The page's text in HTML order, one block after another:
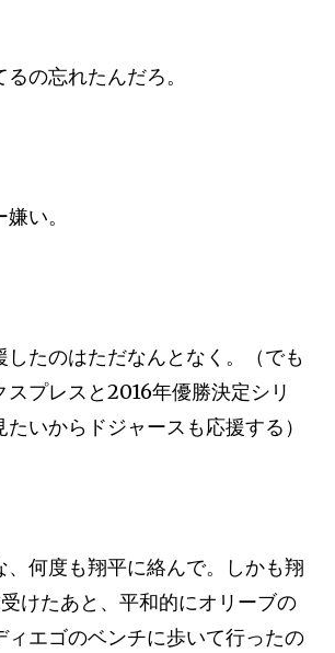
るの忘れたんだろ。
い。
したのはただなんとなく。（でも
スプレスと2016年優勝決定シリ
いからドジャースも応援する）
、何度も翔平に絡んで。しかも翔
けたあと、平和的にオリーブの
ィエゴのベンチに歩いて行ったの